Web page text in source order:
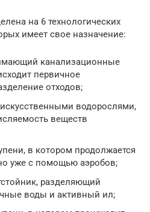
на 6 технологических
имеет свое назначение:
канализационные
первичное
отходов;
водорослями,
веществ
в котором продолжается
уже с помощью аэробов;
разделяющий
воды и активный ил;